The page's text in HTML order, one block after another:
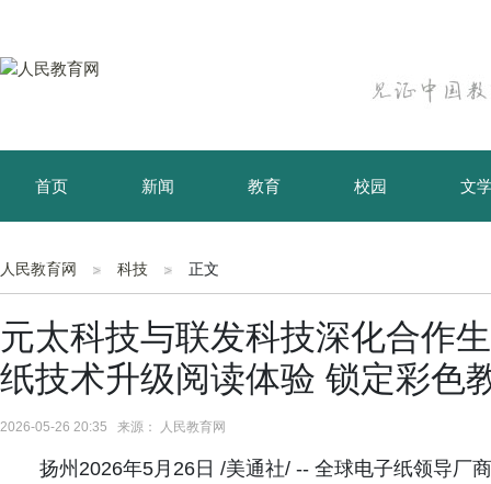
首页 新闻 教育 校园 文
育儿 资讯
人民教育网 科技 正文
元太科技与联发科技深化合作
纸技术升级阅读体验 锁定彩色
2026-05-26 20:35 来源： 人民教育网
扬州2026年5月26日 /美通社/ -- 全球电子纸领导厂